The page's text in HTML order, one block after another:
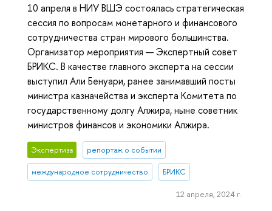
10 апреля в НИУ ВШЭ состоялась стратегическая
сессия по вопросам монетарного и финансового
сотрудничества стран мирового большинства.
Организатор мероприятия — Экспертный совет
БРИКС. В качестве главного эксперта на сессии
выступил Али Бенуари, ранее занимавший посты
министра казначейства и эксперта Комитета по
государственному долгу Алжира, ныне советник
министров финансов и экономики Алжира.
Экспертиза репортаж о событии
международное сотрудничество БРИКС
12 апреля, 2024 г.